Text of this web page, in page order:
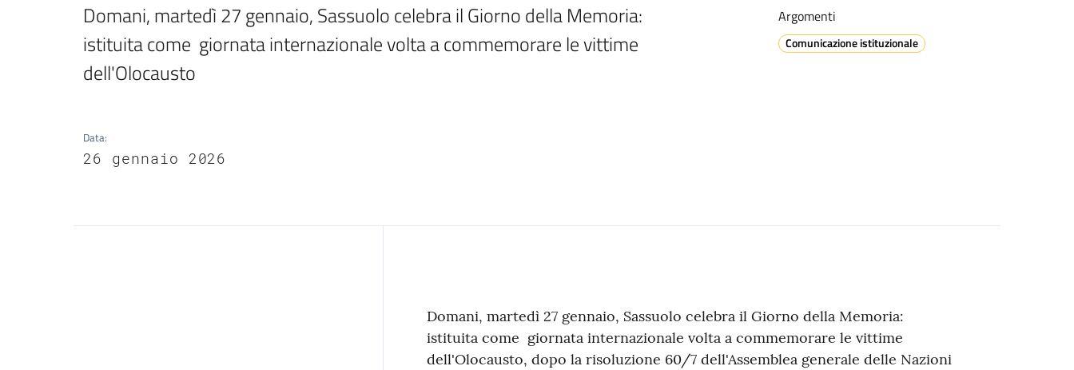
Domani, martedì 27 gennaio, Sassuolo celebra il Giorno della Memoria:
istituita come  giornata internazionale volta a commemorare le vittime
dell'Olocausto
Data:
26 gennaio 2026
Argomenti
Comunicazione istituzionale
Domani, martedì 27 gennaio, Sassuolo celebra il Giorno della Memoria:
istituita come giornata internazionale volta a commemorare le vittime
dell'Olocausto, dopo la risoluzione 60/7 dell'Assemblea generale delle Nazioni